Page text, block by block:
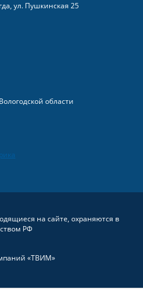
ул. Пушкинская 25
области
на сайте, охраняются в
РФ
«ТВИМ»